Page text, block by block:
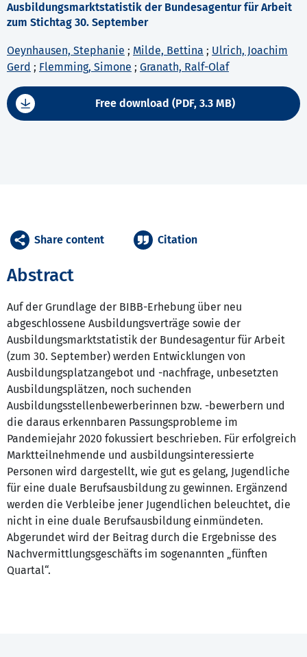
Ausbildungsmarktstatistik der Bundesagentur für Arbeit
zum Stichtag 30. September
Oeynhausen, Stephanie ; Milde, Bettina ; Ulrich, Joachim
Gerd ; Flemming, Simone ; Granath, Ralf-Olaf
Free download (PDF, 3.3 MB)
Abstract
Auf der Grundlage der BIBB-Erhebung über neu
abgeschlossene Ausbildungsverträge sowie der
Ausbildungsmarktstatistik der Bundesagentur für Arbeit
(zum 30. September) werden Entwicklungen von
Ausbildungsplatzangebot und -nachfrage, unbesetzten
Ausbildungsplätzen, noch suchenden
Ausbildungsstellenbewerberinnen bzw. -bewerbern und
die daraus erkennbaren Passungsprobleme im
Pandemiejahr 2020 fokussiert beschrieben. Für erfolgreich
Marktteilnehmende und ausbildungsinteressierte
Personen wird dargestellt, wie gut es gelang, Jugendliche
für eine duale Berufsausbildung zu gewinnen. Ergänzend
werden die Verbleibe jener Jugendlichen beleuchtet, die
nicht in eine duale Berufsausbildung einmündeten.
Abgerundet wird der Beitrag durch die Ergebnisse des
Nachvermittlungsgeschäfts im sogenannten „fünften
Quartal“.
Share content Citation